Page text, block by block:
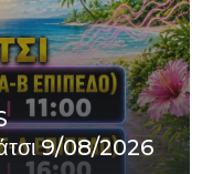
9/08/2026